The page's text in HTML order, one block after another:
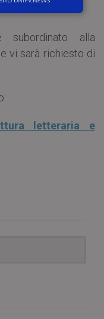
subordinato alla
vi sarà richiesto di
letteraria e